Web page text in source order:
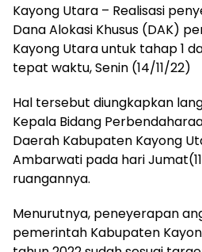
Kayong Utara – Realisasi
Dana Alokasi Khusus (DAK)
Kayong Utara untuk tahap 1
tepat waktu, Senin (14/11/22)
Hal tersebut diungkapkan
Kepala Bidang
Daerah Kabupaten Kayong
Ambarwati pada hari
ruangannya.
Menurutnya, peneyerapan
pemerintah Kabupaten